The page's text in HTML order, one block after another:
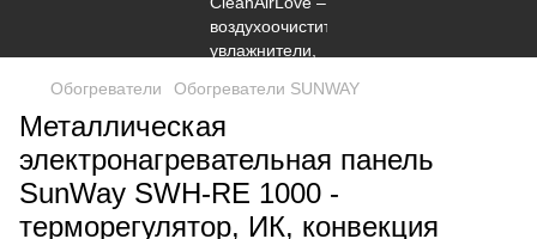
Обогреватели Обогреватели SUNWAY
Металлическая
электронагревательная панель
SunWay SWH-RE 1000 -
терморегулятор, ИК, конвекция